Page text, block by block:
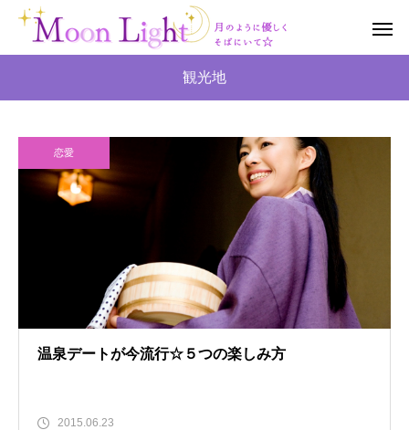
観光地
恋愛
温泉デートが今流行☆５つの楽しみ方
2015.06.23